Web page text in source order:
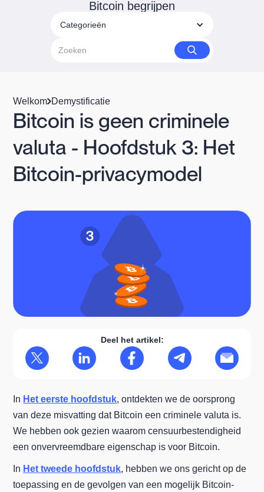
Bitcoin begrijpen
Categorieën
Welkom Demystificatie
Bitcoin is geen criminele
valuta - Hoofdstuk 3: Het
Bitcoin-privacymodel
Deel het artikel:
In Het eerste hoofdstuk, ontdekten we de oorsprong
van deze misvatting dat Bitcoin een criminele valuta is.
We hebben ook gezien waarom censuurbestendigheid
een onvervreemdbare eigenschap is voor Bitcoin.
In Het tweede hoofdstuk, hebben we ons gericht op de
toepassing en de gevolgen van een mogelijk Bitcoin-